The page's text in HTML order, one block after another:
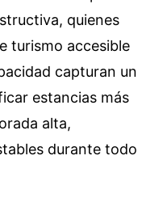
quienes
turismo accesible
capturan un
estancias más
alta,
durante todo